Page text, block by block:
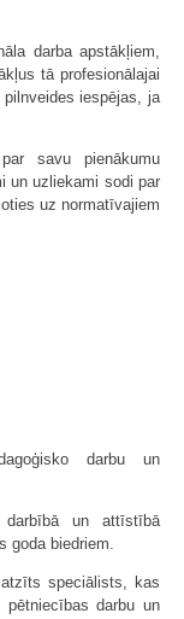
darba apstākļiem,
tā profesionālajai
iespējas, ja
savu pienākumu
un uzliekami sodi par
uz normatīvajiem
darbu un
un attīstībā
goda biedriem.
speciālists, kas
darbu un